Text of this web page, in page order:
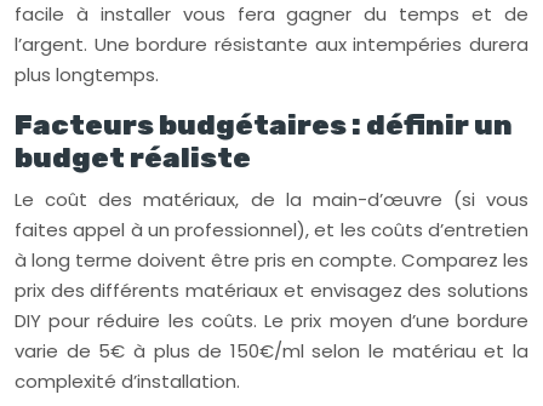
facile à installer vous fera gagner du temps et de
l’argent. Une bordure résistante aux intempéries durera
plus longtemps.
Facteurs budgétaires : définir un
budget réaliste
Le coût des matériaux, de la main-d’œuvre (si vous
faites appel à un professionnel), et les coûts d’entretien
à long terme doivent être pris en compte. Comparez les
prix des différents matériaux et envisagez des solutions
DIY pour réduire les coûts. Le prix moyen d’une bordure
varie de 5€ à plus de 150€/ml selon le matériau et la
complexité d’installation.